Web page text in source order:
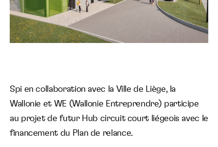
Spi en collaboration avec la Ville de Liège, la
Wallonie et WE (Wallonie Entreprendre) participe
au projet de futur Hub circuit court liégeois avec le
financement du Plan de relance.